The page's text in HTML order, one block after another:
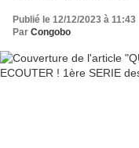
Publié le 12/12/2023 à 11:43
Par Congobo